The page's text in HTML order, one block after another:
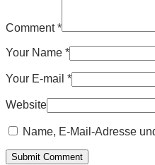
Comment*
Your Name *
Your E-mail *
Website
Name, E-Mail-Adresse
Submit Comment